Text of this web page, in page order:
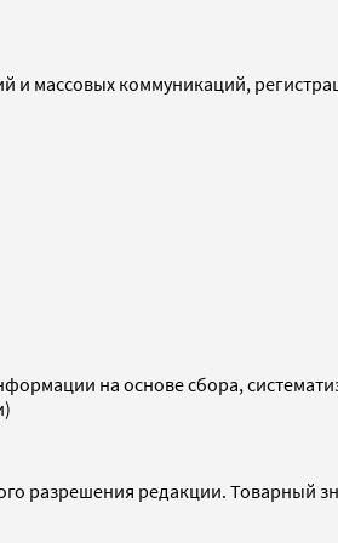
и массовых коммуникаций,
на основе сбора,
разрешения редакции. Товарный